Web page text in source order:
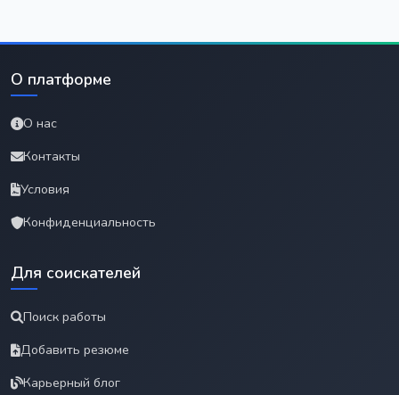
О платформе
О нас
Контакты
Условия
Конфиденциальность
Для соискателей
Поиск работы
Добавить резюме
Карьерный блог